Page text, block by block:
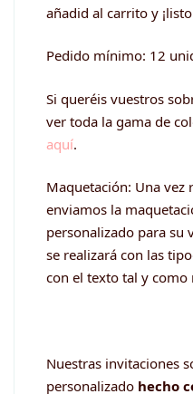
añadid al carrito y
Pedido mínimo: 12
Si queréis vuestros
ver toda la gama de
aquí.
Maquetación: Una vez
enviamos la
personalizado para su
se realizará con las
con el texto tal y como
Nuestras invitaciones
personalizado hecho